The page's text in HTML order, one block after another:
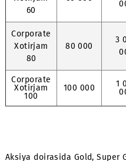
nomi
so‘m/oy